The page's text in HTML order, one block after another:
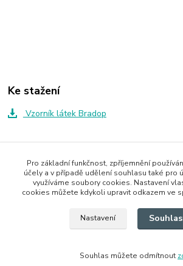
Ke stažení
Vzorník látek Bradop
Zboží zařazeno v kategoriích
Stoly
Pro základní funkčnost, zpříjemnění
účely a v případě udělení souhlasu také pro
využíváme soubory cookies. Nastavení
cookies můžete kdykoli upravit odkazem ve
Nastavení
Souhlas můžete odmítnout